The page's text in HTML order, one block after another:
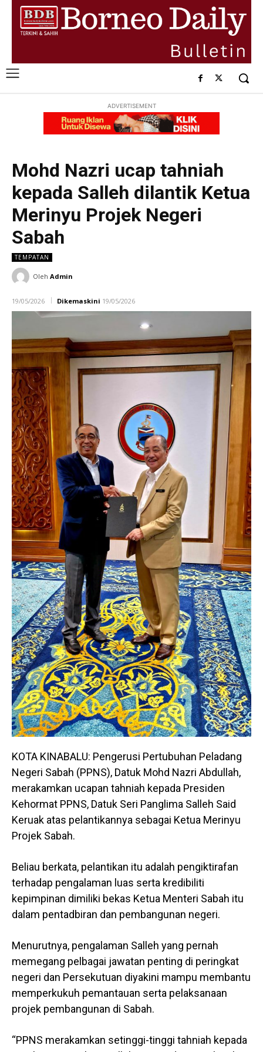
ADVERTISEMENT
Mohd Nazri ucap tahniah
kepada Salleh dilantik Ketua
Merinyu Projek Negeri
Sabah
TEMPATAN
Oleh Admin
19/05/2026 Dikemaskini 19/05/2026
KOTA KINABALU: Pengerusi Pertubuhan Peladang
Negeri Sabah (PPNS), Datuk Mohd Nazri Abdullah,
merakamkan ucapan tahniah kepada Presiden
Kehormat PPNS, Datuk Seri Panglima Salleh Said
Keruak atas pelantikannya sebagai Ketua Merinyu
Projek Sabah.
Beliau berkata, pelantikan itu adalah pengiktirafan
terhadap pengalaman luas serta kredibiliti
kepimpinan dimiliki bekas Ketua Menteri Sabah itu
dalam pentadbiran dan pembangunan negeri.
Menurutnya, pengalaman Salleh yang pernah
memegang pelbagai jawatan penting di peringkat
negeri dan Persekutuan diyakini mampu membantu
memperkukuh pemantauan serta pelaksanaan
projek pembangunan di Sabah.
“PPNS merakamkan setinggi-tinggi tahniah kepada